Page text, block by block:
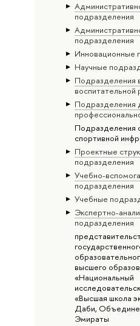
подразделения
подразделения
Инновационные
Научные
Подразделения
воспитательной
Подразделения
Подразделения
спортивной
Проектные
подразделения
Учебно-
подразделения
Учебные
Экспертно-
подразделения
высшего
«Национальный
«Высшая школа
Даби,
Эмираты